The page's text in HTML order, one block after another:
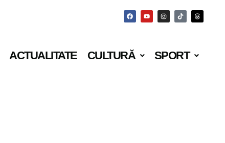
ACTUALITATE CULTURĂ SPORT